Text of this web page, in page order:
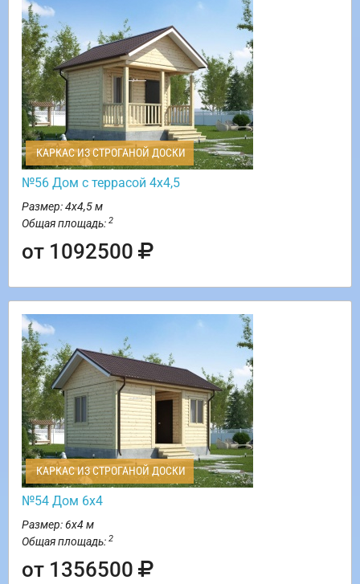
КАРКАС ИЗ СТРОГАНОЙ ДОСКИ
№56 Дом с террасой 4х4,5
Размер: 4х4,5 м
Общая площадь: 2
от 1092500
КАРКАС ИЗ СТРОГАНОЙ ДОСКИ
№54 Дом 6х4
Размер: 6х4 м
Общая площадь: 2
от 1356500